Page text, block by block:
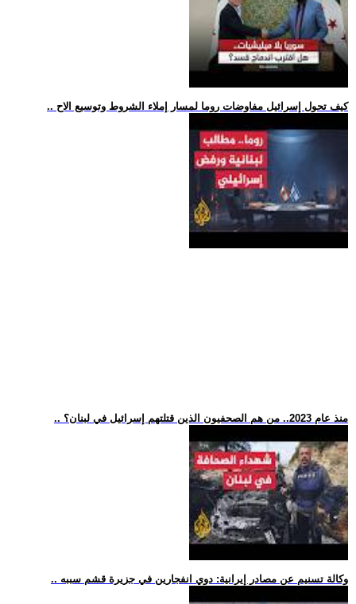
.. كيف تحول إسرائيل مفاوضات روما لمسار إملاء الشروط وتوسيع الاح
.. منذ عام 2023.. من هم الصحفيون الذين قتلتهم إسرائيل في لبنان؟
.. وكالة تسنيم عن مصادر إيرانية: دوي انفجارين في جزيرة قشم سببه